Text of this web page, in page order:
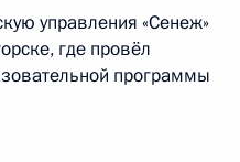
управления «Сенеж»
где провёл
программы